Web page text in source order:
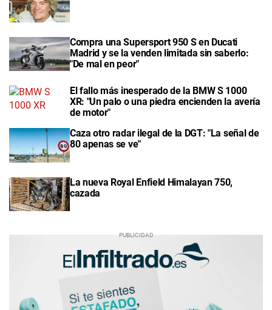
Compra una Supersport 950 S en Ducati
Madrid y se la venden limitada sin saberlo:
"De mal en peor"
El fallo más inesperado de la BMW S 1000
XR: "Un palo o una piedra encienden la avería
de motor"
Caza otro radar ilegal de la DGT: "La señal de
80 apenas se ve"
La nueva Royal Enfield Himalayan 750,
cazada